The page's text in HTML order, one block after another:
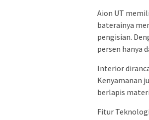
Aion UT
baterainya
pengisian.
persen hanya
Interior
Kenyamanan
berlapis
Fitur